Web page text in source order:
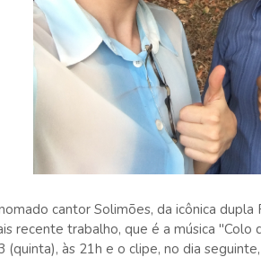
cantor Solimões, da icônica
recente trabalho, que é a música "Colo
às 21h e o clipe, no dia